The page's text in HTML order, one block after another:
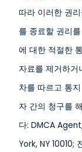
따라 이러한 권
를 종료할 권리
에 대한 적절한
자료를 제거하거
차를 따르고 통
자 간의 청구를
다: DMCA
York, NY 10010;